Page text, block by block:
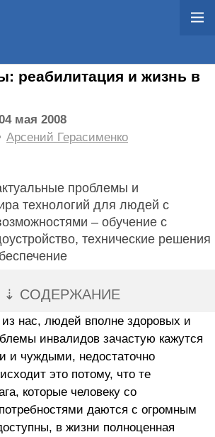
реабилитация и жизнь в
мая 2008
Арсений Герасименко
проблемы и
технологий для людей с
– обучение с
технические решения
⇣ СОДЕРЖАНИЕ
нас, людей вполне здоровых и
инвалидов зачастую кажутся
и чуждыми, недостаточно
это потому, что те
которые человеку со
даются с огромным
в жизни полноценная